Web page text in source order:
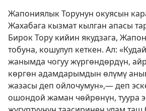
Жапониялык Торунун окуясын
Жахабага кызмат кылган апасы
Бирок Тору кийин якудзага,
тобуна, кошулуп кеткен. Ал:
жанымда чогуу жүргөндөрдүн,
көргөн адамдарымдын өлүмү
жазасы деп ойлочумун»,— деп
ошондой жаман чөйрөнүн, туура